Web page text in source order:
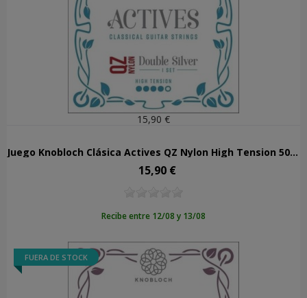
15,90 €
Juego Knobloch Clásica Actives QZ Nylon High Tension 500ADQ
Precio
15,90 €
Recibe entre 12/08 y 13/08
FUERA DE STOCK